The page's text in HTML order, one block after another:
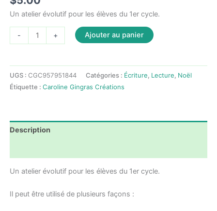
Un atelier évolutif pour les élèves du 1er cycle.
-
de
Noël
-
Bâtit
en
-
Lecture
écriture
+ Ajouter au panier
UGS : CGC957951844 Catégories : Écriture, Lecture, Noël
Étiquette : Caroline Gingras Créations
Description
Un atelier évolutif pour les élèves du 1er cycle.
Il peut être utilisé de plusieurs façons :